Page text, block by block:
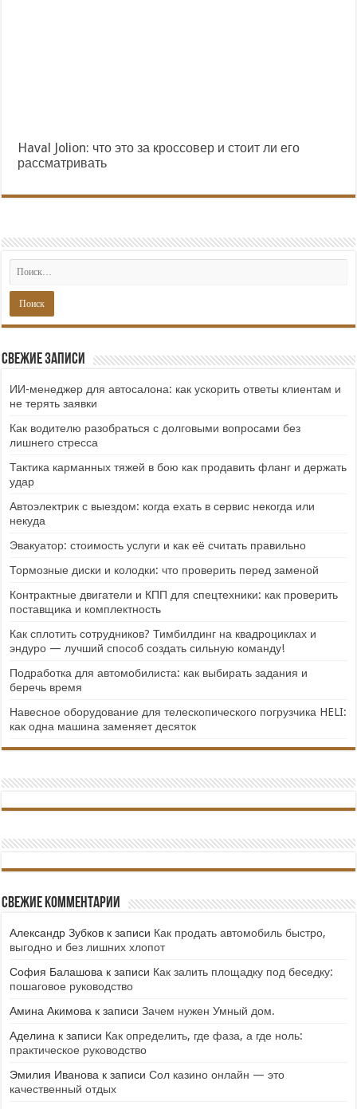
Haval Jolion: что это за кроссовер и стоит ли его
рассматривать
Свежие записи
ИИ-менеджер для автосалона: как ускорить ответы клиентам и
не терять заявки
Как водителю разобраться с долговыми вопросами без
лишнего стресса
Тактика карманных тяжей в бою как продавить фланг и держать
удар
Автоэлектрик с выездом: когда ехать в сервис некогда или
некуда
Эвакуатор: стоимость услуги и как её считать правильно
Тормозные диски и колодки: что проверить перед заменой
Контрактные двигатели и КПП для спецтехники: как проверить
поставщика и комплектность
Как сплотить сотрудников? Тимбилдинг на квадроциклах и
эндуро — лучший способ создать сильную команду!
Подработка для автомобилиста: как выбирать задания и
беречь время
Навесное оборудование для телескопического погрузчика HELI:
как одна машина заменяет десяток
Свежие комментарии
Александр Зубков к записи Как продать автомобиль быстро,
выгодно и без лишних хлопот
София Балашова к записи Как залить площадку под беседку:
пошаговое руководство
Амина Акимова к записиЗачем нужен Умный дом.
Аделина к записи Как определить, где фаза, а где ноль:
практическое руководство
Эмилия Иванова к записиСол казино онлайн — это
качественный отдых